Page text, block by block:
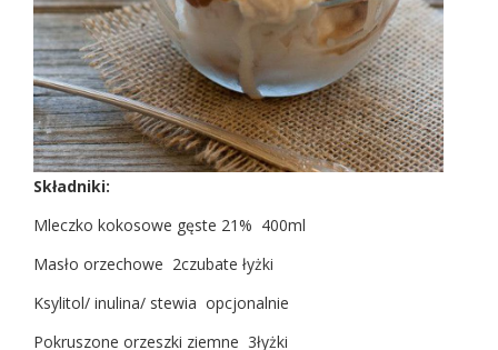
Składniki:
Mleczko kokosowe gęste 21% 400ml
Masło orzechowe 2czubate łyżki
Ksylitol/ inulina/ stewia opcjonalnie
Pokruszone orzeszki ziemne 3łyżki